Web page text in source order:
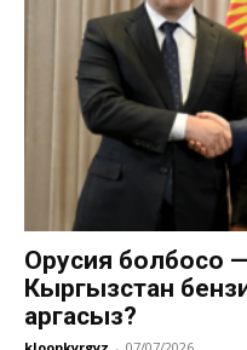
Орусия болбосо
Кыргызстан
аргасыз?